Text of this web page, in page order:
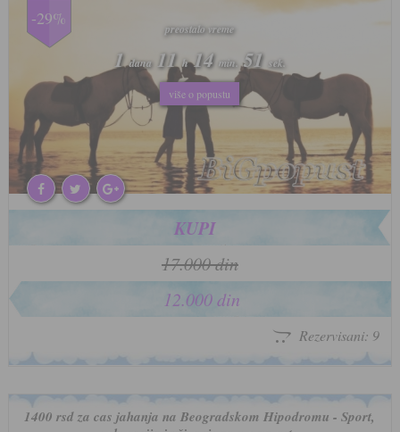
-29%
preostalo vreme
1dana 11h 14 min. 47 sek.
više o popustu
preostalo vreme
1dana 11h 14 min. 47 sek.
više o popustu
KUPI
17.000 din
12.000 din
Rezervisani: 9
1400 rsd za cas jahanja na Beogradskom Hipodromu - Sport,